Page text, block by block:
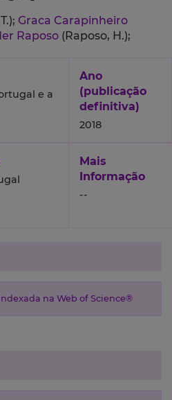
Graca Carapinheiro
Raposo (Raposo, H.);
e a
Ano
(publicação
definitiva)
2018
Mais
Informação
--
na Web of Science®